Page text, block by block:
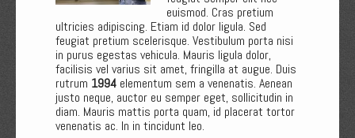
euismod. Cras pretium
ultricies adipiscing. Etiam id dolor ligula. Sed
feugiat pretium scelerisque. Vestibulum porta nisi
in purus egestas vehicula. Mauris ligula dolor,
facilisis vel varius sit amet, fringilla at augue. Duis
rutrum 1994 elementum sem a venenatis. Aenean
justo neque, auctor eu semper eget, sollicitudin in
diam. Mauris mattis porta quam, id placerat tortor
venenatis ac. In in tincidunt leo.